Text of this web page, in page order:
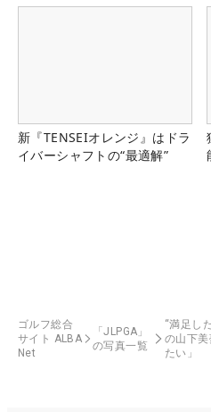
新『TENSEIオレンジ』はドラ
イバーシャフトの“最適解”
ゴルフ総合
サイト ALBA
Net
「JLPGA」
の写真一覧
“満足し
の山下
たい」